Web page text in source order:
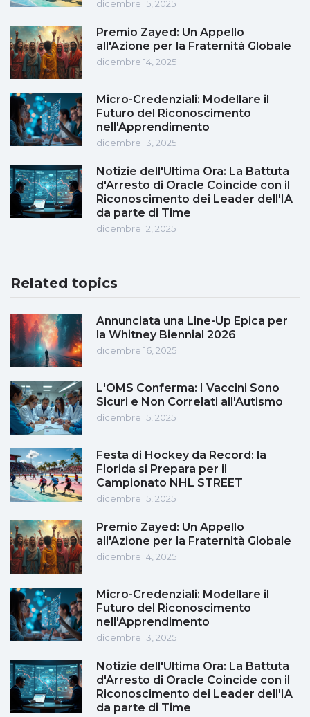
dicembre 15, 2025
Premio Zayed: Un Appello
all'Azione per la Fraternità Globale
dicembre 14, 2025
Micro-Credenziali: Modellare il
Futuro del Riconoscimento
nell'Apprendimento
dicembre 13, 2025
Notizie dell'Ultima Ora: La Battuta
d'Arresto di Oracle Coincide con il
Riconoscimento dei Leader dell'IA
da parte di Time
dicembre 12, 2025
Related topics
Annunciata una Line-Up Epica per
la Whitney Biennial 2026
dicembre 16, 2025
L'OMS Conferma: I Vaccini Sono
Sicuri e Non Correlati all'Autismo
dicembre 15, 2025
Festa di Hockey da Record: la
Florida si Prepara per il
Campionato NHL STREET
dicembre 15, 2025
Premio Zayed: Un Appello
all'Azione per la Fraternità Globale
dicembre 14, 2025
Micro-Credenziali: Modellare il
Futuro del Riconoscimento
nell'Apprendimento
dicembre 13, 2025
Notizie dell'Ultima Ora: La Battuta
d'Arresto di Oracle Coincide con il
Riconoscimento dei Leader dell'IA
da parte di Time